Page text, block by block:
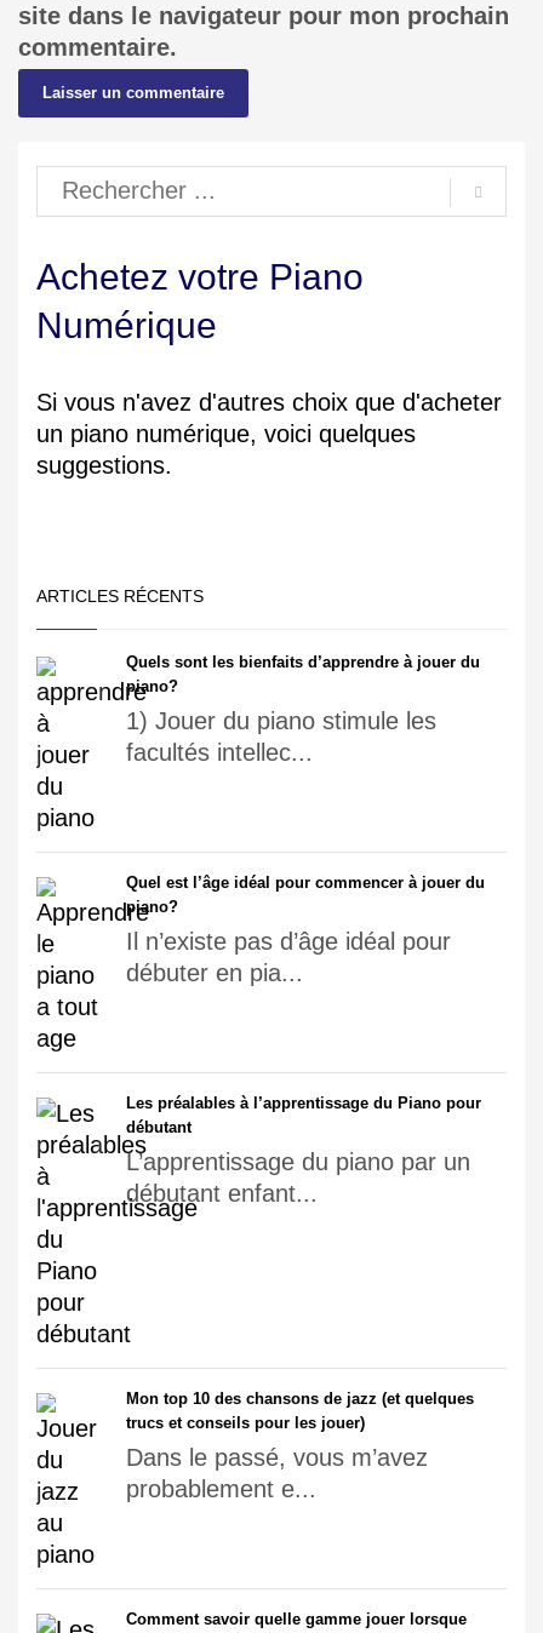
site dans le navigateur pour mon prochain
commentaire.
Achetez votre Piano
Numérique
Si vous n'avez d'autres choix que d'acheter
un piano numérique, voici quelques
suggestions.
ARTICLES RÉCENTS
Quels sont les bienfaits d’apprendre à jouer du
piano?
1) Jouer du piano stimule les
facultés intellec...
Quel est l’âge idéal pour commencer à jouer du
piano?
Il n’existe pas d’âge idéal pour
débuter en pia...
Les préalables à l’apprentissage du Piano pour
débutant
L’apprentissage du piano par un
débutant enfant...
Mon top 10 des chansons de jazz (et quelques
trucs et conseils pour les jouer)
Dans le passé, vous m’avez
probablement e...
Comment savoir quelle gamme jouer lorsque